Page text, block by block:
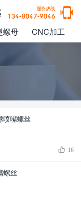
服务热线
134-8047-9046 
螺母 CNC加工
喷嘴螺丝
 16
螺丝